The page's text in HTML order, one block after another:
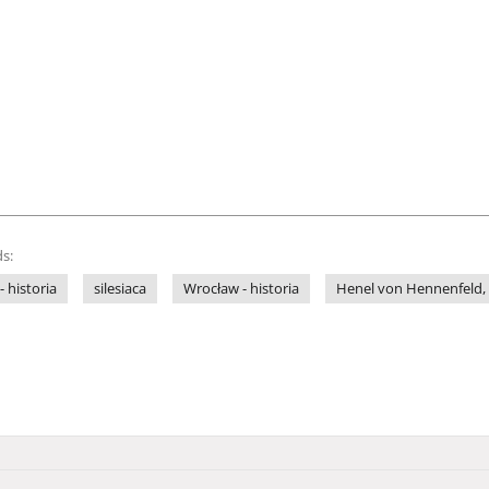
historia
silesiaca Wrocław - historia Henel von Hennenfeld,